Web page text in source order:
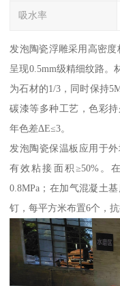
吸水率
发泡陶瓷浮雕采用高密度
呈现0.5mm级精细纹路。
为石材的1/3，同时保持
碳漆等多种工艺，色彩
年色差ΔE≤3。
发泡陶瓷保温板应用于
有效粘接面积≥50%。
0.8MPa；在加气混凝土
钉，每平方米布置6个，抗